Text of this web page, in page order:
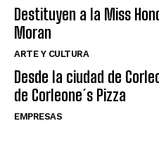
Destituyen a la Miss
Moran
ARTE Y CULTURA
Desde la ciudad de
de Corleone´s Pizza
EMPRESAS